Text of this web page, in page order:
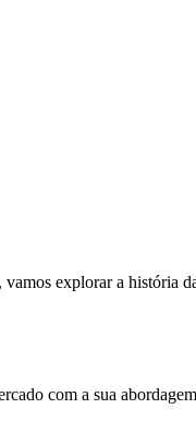
explorar a história
com a sua